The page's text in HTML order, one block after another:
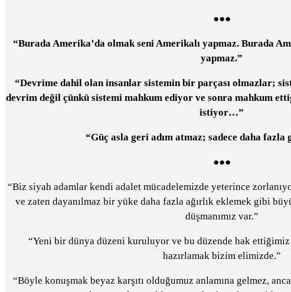
●●●
“Burada Amerika’da olmak seni Amerikalı yapmaz. Burada
yapmaz.”
“Devrime dahil olan insanlar sistemin bir parçası olmazlar;
devrim değil çünkü sistemi mahkum ediyor ve sonra mahkum
istiyor…”
“Güç asla geri adım atmaz; sadece daha fazla
●●●
“Biz siyah adamlar kendi adalet mücadelemizde yeterince
ve zaten dayanılmaz bir yüke daha fazla ağırlık eklemek gibi
düşmanımız var.”
“Yeni bir dünya düzeni kuruluyor ve bu düzende hak
hazırlamak bizim elimizde.”
“Böyle konuşmak beyaz karşıtı olduğumuz anlamına gelmez,